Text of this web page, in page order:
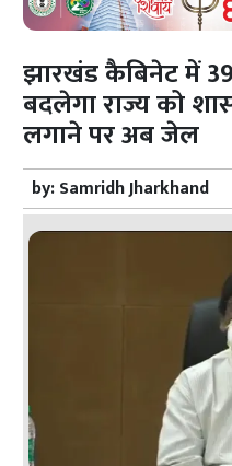
झारखंड कैबिनेट में 39
बदलेगा राज्य को
लगाने पर अब जेल
by:Samridh Jharkhand